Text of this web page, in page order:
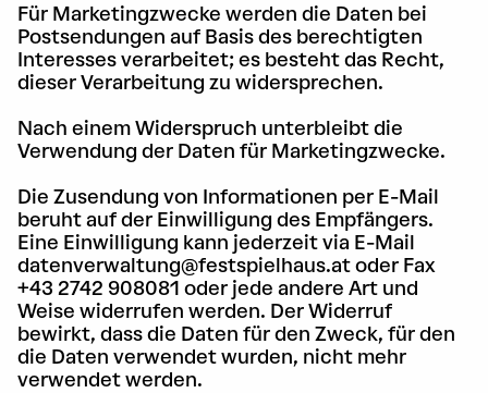
Für Marketingzwecke werden die Daten bei
Postsendungen auf Basis des berechtigten
Interesses verarbeitet; es besteht das Recht,
dieser Verarbeitung zu widersprechen.
Nach einem Widerspruch unterbleibt die
Verwendung der Daten für Marketingzwecke.
Die Zusendung von Informationen per E-Mail
beruht auf der Einwilligung des Empfängers.
Eine Einwilligung kann jederzeit via E-Mail
datenverwaltung@festspielhaus.at oder Fax
+43 2742 908081 oder jede andere Art und
Weise widerrufen werden. Der Widerruf
bewirkt, dass die Daten für den Zweck, für den
die Daten verwendet wurden, nicht mehr
verwendet werden.